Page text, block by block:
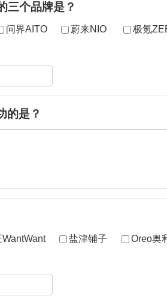
三个品牌是？
问界AITO 蔚来NIO 极氪
的是？
WantWant 盐津铺子 Oreo奥